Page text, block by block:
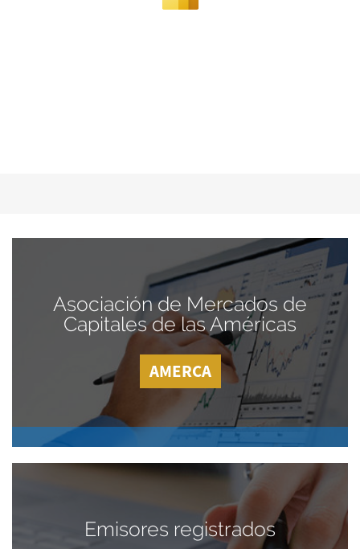
Asociación de Mercados de
Capitales de las Américas
AMERCA
Emisores registrados